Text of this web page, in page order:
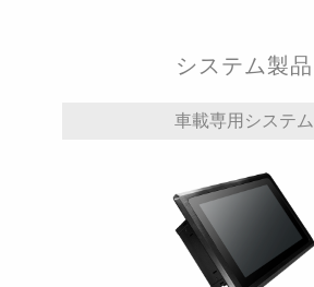
システム製品
車載専用システム